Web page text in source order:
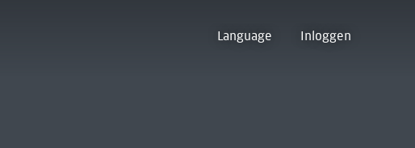
Language Inloggen